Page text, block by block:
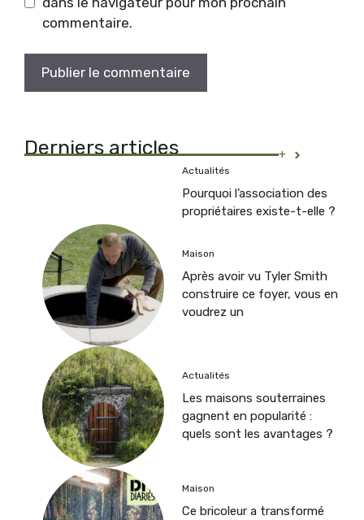
commentaire.
Derniers articles +
Actualités
Pourquoi l’association des
propriétaires existe-t-elle ?
Maison
Après avoir vu Tyler Smith
construire ce foyer, vous en
voudrez un
Actualités
Les maisons souterraines
gagnent en popularité :
quels sont les avantages ?
Maison
Ce bricoleur a transformé